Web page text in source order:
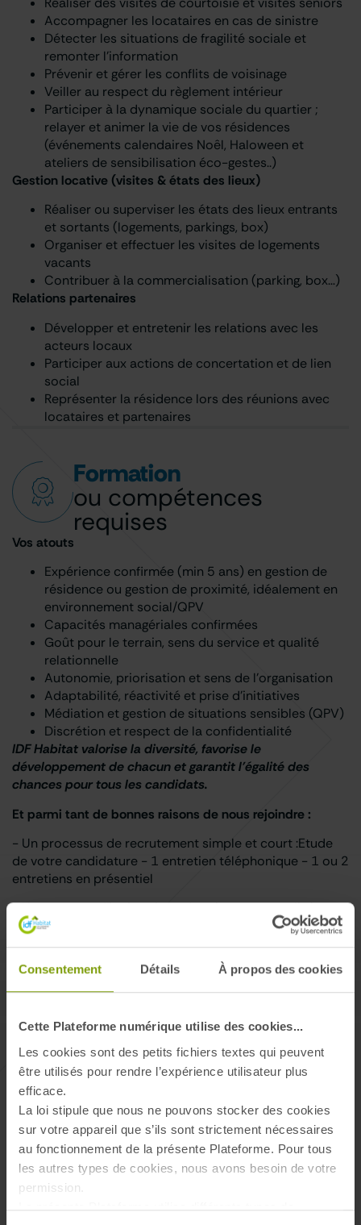
Consentement Détails À propos des cookies
Cette Plateforme numérique utilise des cookies...
Les cookies sont des petits fichiers textes qui peuvent
être utilisés pour rendre l’expérience utilisateur plus
efficace.
La loi stipule que nous ne pouvons stocker des cookies
sur votre appareil que s’ils sont strictement nécessaires
au fonctionnement de la présente Plateforme. Pour tous
les autres types de cookies, nous avons besoin de votre
permission.
La présente Plateforme utilise différents types de
Accompagner les locataires en cas de sinistre
Détecter les situations de fragilité sociale et
remonter l’information
Prévenir et gérer les conflits de voisinage
Veiller au respect du règlement intérieur
Participer à la dynamique sociale du quartier ;
relayer et animer la vie de vos résidences
(événements calendaires Noêl, Haloween et
ateliers de sensibilisation éco-gestes..)
Gestion locative (visites & états des lieux)
Réaliser ou superviser les états des lieux entrants
et sortants (logements, parkings, box)
Organiser et effectuer les visites de logements
vacants
Contribuer à la commercialisation (parking, box…)
Relations partenaires
Développer et entretenir les relations avec les
acteurs locaux
Participer aux actions de concertation et de lien
social
Représenter la résidence lors des réunions avec
locataires et partenaires
Formation
ou compétences
requises
Vos atouts
Expérience confirmée (min 5 ans) en gestion de
résidence ou gestion de proximité, idéalement en
environnement social/QPV
Capacités managériales confirmées
Goût pour le terrain, sens du service et qualité
relationnelle
Autonomie, priorisation et sens de l’organisation
Adaptabilité, réactivité et prise d’initiatives
Médiation et gestion de situations sensibles (QPV)
Discrétion et respect de la confidentialité
IDF Habitat valorise la diversité, favorise le
développement de chacun et garantit l'égalité des
chances pour tous les candidats.
Et parmi tant de bonnes raisons de nous rejoindre :
- Un processus de recrutement simple et court :Etude
de votre candidature - 1 entretien téléphonique - 1 ou 2
entretiens en présentiel
- Un parcours d'intégration adapté et personnalisé
- Un accompagnement et des formations pour la
Un accord d'intéressement avec un plan d'Epargne
Entreprise et abondement
Un carte ticket restaurant prise en charge à 60% le
mois suivant votre arrivée
Une mutuelle prise en charge à 100% en 2026
Des compléments à la rémunération :
augmentation collective, individuelle, prime
RTT
Des jours enfants malades et autorisation
d'absence pour la rentrée scolaire
Mais aussi...